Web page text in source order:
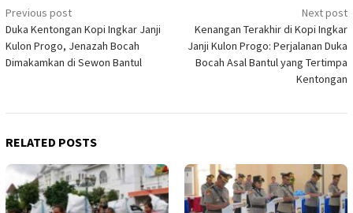
Post
navigation
Previous post
Duka Kentongan Kopi Ingkar Janji
Kulon Progo, Jenazah Bocah
Dimakamkan di Sewon Bantul
Next post
Kenangan Terakhir di Kopi Ingkar
Janji Kulon Progo: Perjalanan Duka
Bocah Asal Bantul yang Tertimpa
Kentongan
RELATED POSTS